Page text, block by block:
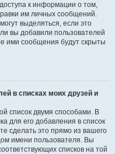
к информации о том,
им личных сообщений.
выделяться, если это
вы добавили пользователей
ими сообщения будут скрыты
в списках моих друзей и
список двумя способами. В
для его добавления в список
сделать это прямо из вашего
имени пользователя. Вы
списков на той